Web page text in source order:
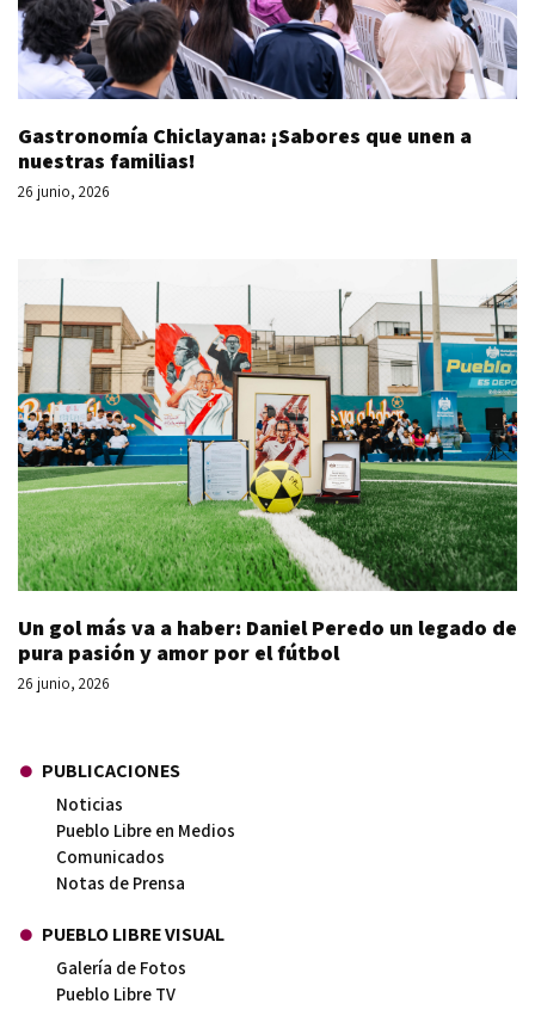
Gastronomía Chiclayana: ¡Sabores que unen a
nuestras familias!
26 junio, 2026
Un gol más va a haber: Daniel Peredo un legado de
pura pasión y amor por el fútbol
26 junio, 2026
PUBLICACIONES
Noticias
Pueblo Libre en Medios
Comunicados
Notas de Prensa
PUEBLO LIBRE VISUAL
Galería de Fotos
Pueblo Libre TV